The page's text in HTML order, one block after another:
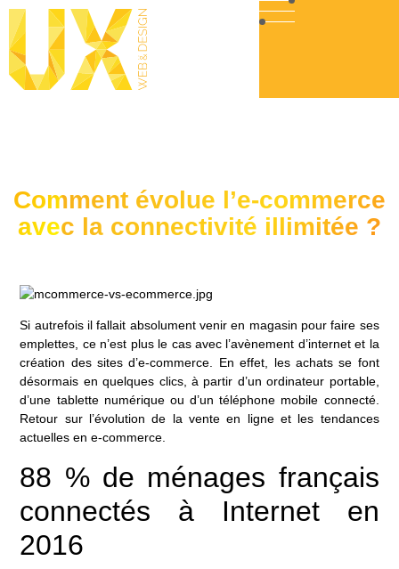
Comment évolue l’e-commerce
avec la connectivité illimitée ?
Si autrefois il fallait absolument venir en magasin pour faire ses
emplettes, ce n’est plus le cas avec l’avènement d’internet et la
création des sites d’e-commerce. En effet, les achats se font
désormais en quelques clics, à partir d’un ordinateur portable,
d’une tablette numérique ou d’un téléphone mobile connecté.
Retour sur l’évolution de la vente en ligne et les tendances
actuelles en e-commerce.
88 % de ménages français
connectés à Internet en
2016